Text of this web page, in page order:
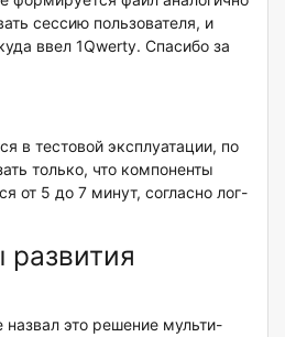
сессию пользователя, и
ввел 1Qwerty. Спасибо за
в тестовой эксплуатации, по
только, что компоненты
от 5 до 7 минут, согласно лог-
это решение мульти-